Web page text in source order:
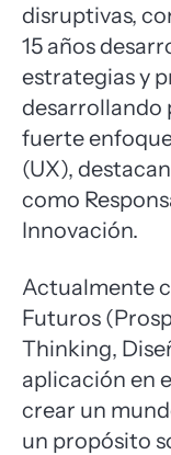
disruptivas,
15 años
estrategias y
desarrollando
fuerte
(UX),
como
Innovación.
Actualmente
Futuros
Thinking,
aplicación en
crear un
un propósito